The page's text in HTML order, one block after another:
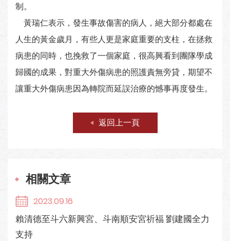
制。
黃瑞仁表示，發生事故傷害的病人，絕大部分都處在
人生的黃金歲月，有些人更是家庭重要的支柱，在拯救
病患的同時，也挽救了一個家庭，很高興看到團隊學成
歸國的成果，對重大外傷病患的照護責無旁貸，期望不
讓重大外傷病患因為轉院而延誤治療的憾事再度發生。
返回上一頁
相關文章
2023.09.16
賴清德至斗六新興宮、斗南順安宮祈福 劉建國全力
支持